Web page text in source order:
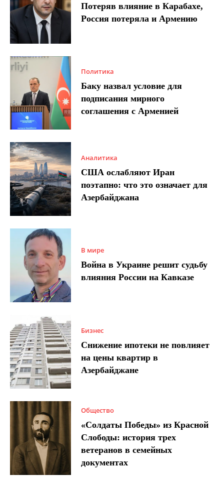
Потеряв влияние в Карабахе,
Россия потеряла и Армению
Политика
Баку назвал условие для
подписания мирного
соглашения с Арменией
Аналитика
США ослабляют Иран
поэтапно: что это означает для
Азербайджана
В мире
Война в Украине решит судьбу
влияния России на Кавказе
Бизнес
Снижение ипотеки не повлияет
на цены квартир в
Азербайджане
Общество
«Солдаты Победы» из Красной
Слободы: история трех
ветеранов в семейных
документах